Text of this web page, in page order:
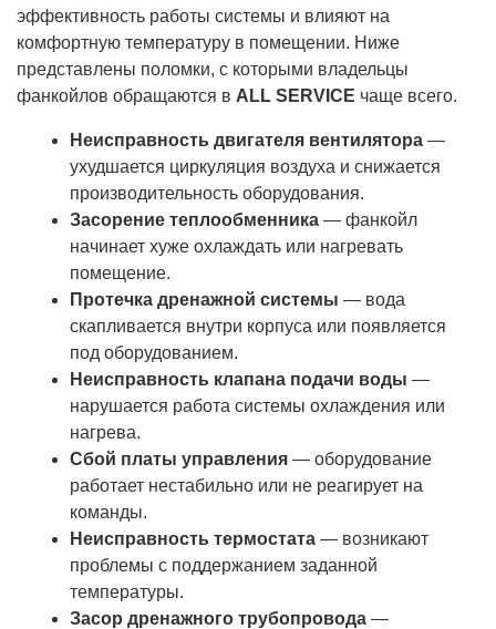
эффективность работы системы и влияют на
комфортную температуру в помещении. Ниже
представлены поломки, с которыми владельцы
фанкойлов обращаются в ALL SERVICE чаще всего.
Неисправность двигателя вентилятора —
ухудшается циркуляция воздуха и снижается
производительность оборудования.
Засорение теплообменника — фанкойл
начинает хуже охлаждать или нагревать
помещение.
Протечка дренажной системы — вода
скапливается внутри корпуса или появляется
под оборудованием.
Неисправность клапана подачи воды —
нарушается работа системы охлаждения или
нагрева.
Сбой платы управления — оборудование
работает нестабильно или не реагирует на
команды.
Неисправность термостата — возникают
проблемы с поддержанием заданной
температуры.
Засор дренажного трубопровода —